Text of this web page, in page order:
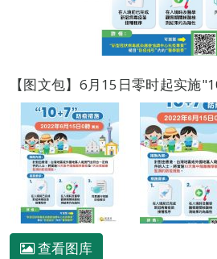
【图文包】6月15日零时起实施
查看图库